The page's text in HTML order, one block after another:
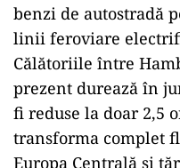
benzi de autostradă
linii feroviare
Călătoriile între
prezent durează în
fi reduse la doar 2,5
transforma complet
Europa Centrală și